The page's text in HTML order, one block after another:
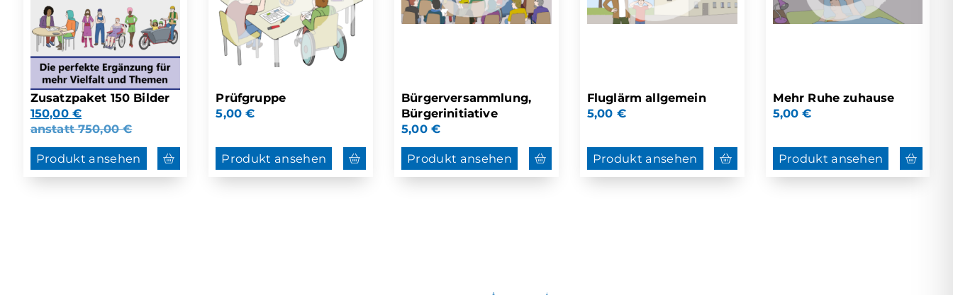
Zusatzpaket 150 Bilder
150,00 €
anstatt750,00€
Produkt ansehen
Prüfgruppe
5,00€
Produkt ansehen
Bürgerversammlung,
Bürgerinitiative
5,00 €
Produkt ansehen
Fluglärm allgemein
5,00 €
Produkt ansehen
Mehr Ruhe zuhause
5,00€
Produkt ansehen